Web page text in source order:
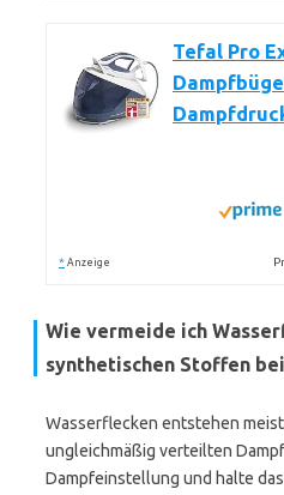
Tefal Pro
* Anzeige
Wie vermeide ich
synthetischen Stoffen
Wasserflecken entstehen
ungleichmäßig verteilten
Dampfeinstellung und halte